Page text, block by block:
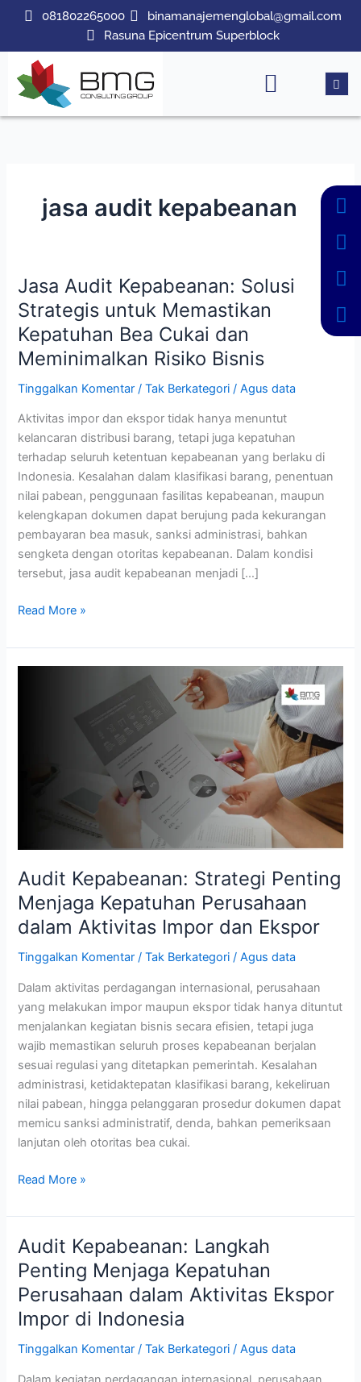
Lewati
081802265000
binamanajemenglobal@gmail.com
Rasuna Epicentrum Superblock
jasa audit kepabeanan
Jasa Audit Kepabeanan: Solusi
Strategis untuk Memastikan
Kepatuhan Bea Cukai dan
Meminimalkan Risiko Bisnis
Tinggalkan Komentar /Tak Berkategori /Agus data
Aktivitas impor dan ekspor tidak hanya menuntut
kelancaran distribusi barang, tetapi juga kepatuhan
terhadap seluruh ketentuan kepabeanan yang berlaku di
Indonesia. Kesalahan dalam klasifikasi barang, penentuan
nilai pabean, penggunaan fasilitas kepabeanan, maupun
kelengkapan dokumen dapat berujung pada kekurangan
pembayaran bea masuk, sanksi administrasi, bahkan
sengketa dengan otoritas kepabeanan. Dalam kondisi
tersebut, jasa audit kepabeanan menjadi […]
Jasa
Audit
Kepabeanan:
Solusi
Strategis
Memastikan
Kepatuhan
Bea
Cukai
dan
Meminimalkan
Risiko
Bisnis
Read More »
Audit Kepabeanan: Strategi Penting
Menjaga Kepatuhan Perusahaan
dalam Aktivitas Impor dan Ekspor
Tinggalkan Komentar /Tak Berkategori /Agus data
Dalam aktivitas perdagangan internasional, perusahaan
yang melakukan impor maupun ekspor tidak hanya dituntut
menjalankan kegiatan bisnis secara efisien, tetapi juga
wajib memastikan seluruh proses kepabeanan berjalan
sesuai regulasi yang ditetapkan pemerintah. Kesalahan
administrasi, ketidaktepatan klasifikasi barang, kekeliruan
nilai pabean, hingga pelanggaran prosedur dokumen dapat
memicu sanksi administratif, denda, bahkan pemeriksaan
lanjutan oleh otoritas bea cukai.
Impor
dan
Ekspor
Read More »
Audit Kepabeanan: Langkah
Penting Menjaga Kepatuhan
Perusahaan dalam Aktivitas Ekspor
Impor di Indonesia
Tinggalkan Komentar /Tak Berkategori /Agus data
Audit
Kepabeanan:
Langkah
Penting
Menjaga
Perusahaan
dalam